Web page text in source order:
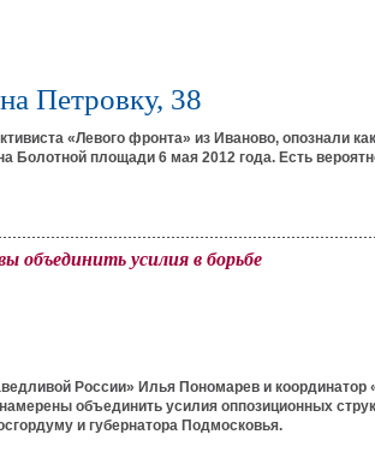
Петровку, 38
«Левого фронта» из Иваново, опознали
Болотной площади 6 мая 2012 года. Есть
объединить усилия в борьбе
России» Илья Пономарев и координатор
объединить усилия оппозиционных
и губернатора Подмосковья.